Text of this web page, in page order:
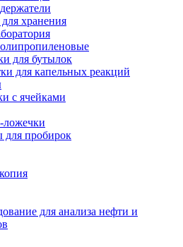
хранения
для бутылок
для капельных реакций
с ячейками
пробирок
для анализа нефти и